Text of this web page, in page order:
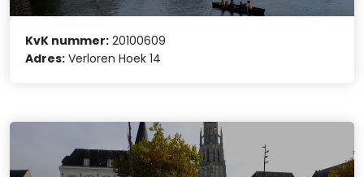
KvK nummer: 20100609
Adres: Verloren Hoek 14